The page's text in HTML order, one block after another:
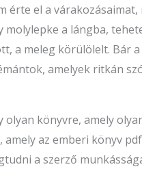
érte el a
a lángba,
a meleg körülölelt. Bár
amelyek ritkán
olyan könyvre, amely
az emberi könyv
a szerző